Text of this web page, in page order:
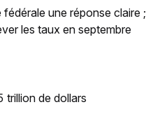
une réponse claire ;
les taux en septembre
trillion de dollars